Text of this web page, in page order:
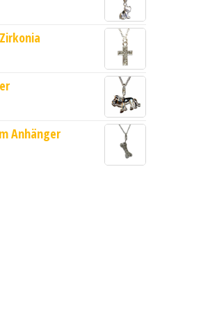
Anhänger